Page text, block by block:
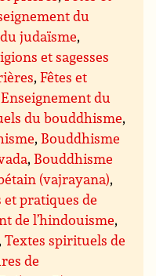
du
judaïsme,
et sagesses
,Fêtes et
Enseignement du
du bouddhisme,
, Bouddhisme
, Bouddhisme
(vajrayana),
et pratiques de
de l’hindouisme,
,Textes spirituels de
de